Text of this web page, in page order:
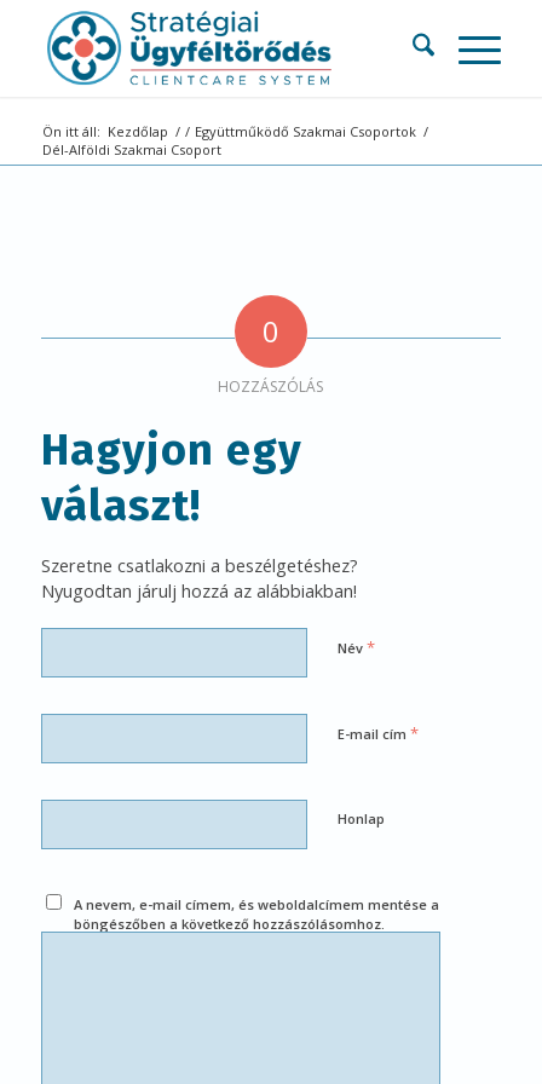
Ön itt áll: Kezdőlap / / Együttműködő Szakmai Csoportok /
Dél-Alföldi Szakmai Csoport
0
HOZZÁSZÓLÁS
Hagyjon egy
választ!
Szeretne csatlakozni a beszélgetéshez?
Nyugodtan járulj hozzá az alábbiakban!
Név *
E-mail cím *
Honlap
A nevem, e-mail címem, és weboldalcímem mentése a
böngészőben a következő hozzászólásomhoz.